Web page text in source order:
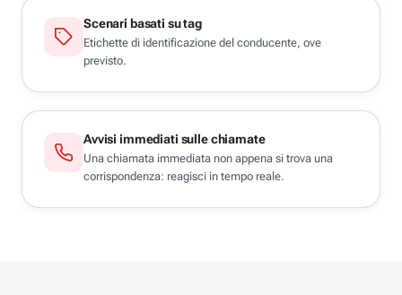
Scenari basati su tag
Etichette di identificazione del conducente, ove
previsto.
Avvisi immediati sulle chiamate
Una chiamata immediata non appena si trova una
corrispondenza: reagisci in tempo reale.